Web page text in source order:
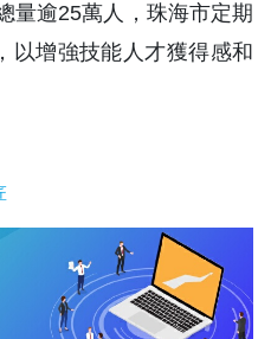
量逾25萬人，珠海市定期
以增強技能人才獲得感和